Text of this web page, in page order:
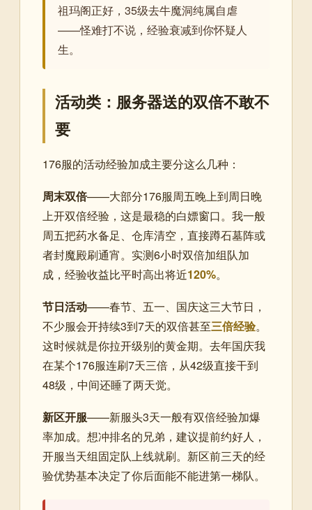
祖玛阁正好，35级去牛魔洞纯属自虐
——怪难打不说，经验衰减到你怀疑人
生。
活动类：服务器送的双倍不敢不
要
176服的活动经验加成主要分这么几种：
周末双倍——大部分176服周五晚上到周日晚
上开双倍经验，这是最稳的白嫖窗口。我一般
周五把药水备足、仓库清空，直接蹲石墓阵或
者封魔殿刷通宵。实测6小时双倍加组队加
成，经验收益比平时高出将近120%。
节日活动——春节、五一、国庆这三大节日，
不少服会开持续3到7天的双倍甚至三倍经验。
这时候就是你拉开级别的黄金期。去年国庆我
在某个176服连刷7天三倍，从42级直接干到
48级，中间还睡了两天觉。
新区开服——新服头3天一般有双倍经验加爆
率加成。想冲排名的兄弟，建议提前约好人，
开服当天组固定队上线就刷。新区前三天的经
验优势基本决定了你后面能不能进第一梯队。